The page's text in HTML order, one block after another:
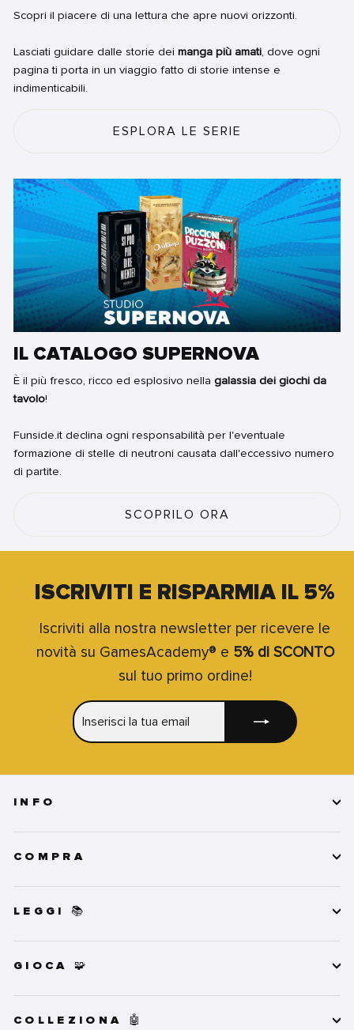
Scopri il piacere di una lettura che apre nuovi orizzonti.
Lasciati guidare dalle storie dei manga più amati, dove ogni
pagina ti porta in un viaggio fatto di storie intense e
indimenticabili.
ESPLORA LE SERIE
IL CATALOGO SUPERNOVA
È il più fresco, ricco ed esplosivo nella galassia dei giochi da
tavolo!
Funside.it declina ogni responsabilità per l'eventuale
formazione di stelle di neutroni causata dall'eccessivo numero
di partite.
SCOPRILO ORA
ISCRIVITI E RISPARMIA IL 5%
Iscriviti alla nostra newsletter per ricevere le
novità su GamesAcademy® e 5% di SCONTO
sul tuo primo ordine!
LA
INFO
COMPRA
LEGGI 📚
GIOCA 🧩
COLLEZIONA 🤖